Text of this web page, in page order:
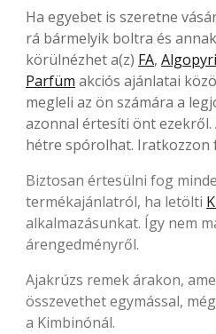
Ha egyebet is szeretne
rá bármelyik boltra és
körülnézhet a(z) FA,
Parfüm akciós ajánlatai
megleli az ön számára a
azonnal értesíti önt
hétre spórolhat. Iratkozzon
Biztosan értesülni fog
termékajánlatról, ha letölti
alkalmazásunkat. Így nem
árengedményről.
Ajakrúzs remek árakon,
összevethet egymással,
a Kimbinónál.